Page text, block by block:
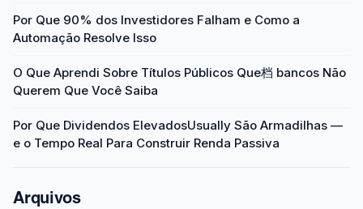
Por Que 90% dos Investidores Falham e Como a
Automação Resolve Isso
O Que Aprendi Sobre Títulos Públicos Que档 bancos Não
Querem Que Você Saiba
Por Que Dividendos ElevadosUsually São Armadilhas —
e o Tempo Real Para Construir Renda Passiva
Arquivos